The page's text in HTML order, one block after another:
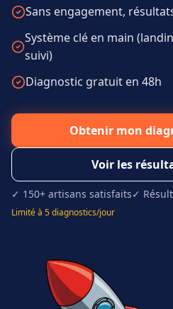
Sans engagement,
Système clé en main
suivi)
Diagnostic gratuit en 48h
Obtenir mon
Voir les
✓ 150+ artisans satisfaits✓
Limité à 5 diagnostics/jour